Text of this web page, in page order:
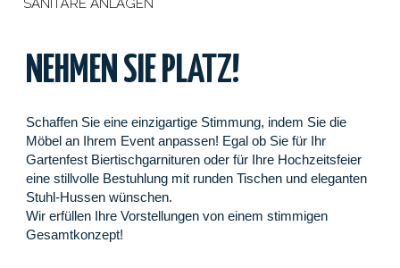
SANITÄRE ANLAGEN
NEHMEN SIE PLATZ!
Schaffen Sie eine einzigartige Stimmung, indem Sie die
Möbel an Ihrem Event anpassen! Egal ob Sie für Ihr
Gartenfest Biertischgarnituren oder für Ihre Hochzeitsfeier
eine stillvolle Bestuhlung mit runden Tischen und eleganten
Stuhl-Hussen wünschen.
Wir erfüllen Ihre Vorstellungen von einem stimmigen
Gesamtkonzept!